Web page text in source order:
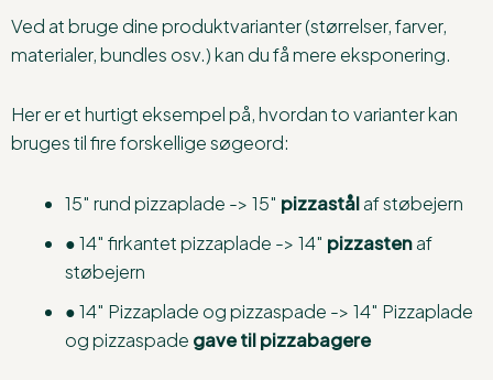
Ved at bruge dine produktvarianter (størrelser, farver,
materialer, bundles osv.) kan du få mere eksponering.
Her er et hurtigt eksempel på, hvordan to varianter kan
bruges til fire forskellige søgeord:
15″ rund pizzaplade -> 15″ pizzastålaf støbejern
● 14″ firkantet pizzaplade -> 14″ pizzastenaf
støbejern
● 14″ Pizzaplade og pizzaspade -> 14″ Pizzaplade
og pizzaspade gave til pizzabagere